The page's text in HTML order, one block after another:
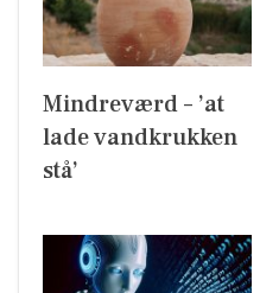
Mindreværd – ’at
lade vandkrukken
stå’